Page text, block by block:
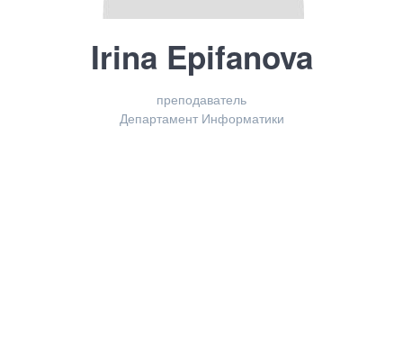
Irina Epifanova
преподаватель
Департамент Информатики